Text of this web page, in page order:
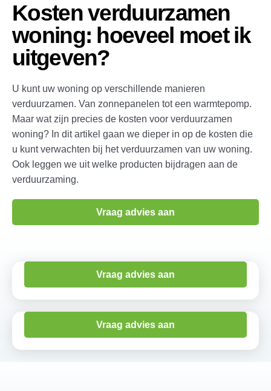
Kosten verduurzamen
woning: hoeveel moet ik
uitgeven?
U kunt uw woning op verschillende manieren
verduurzamen. Van zonnepanelen tot een warmtepomp.
Maar wat zijn precies de kosten voor verduurzamen
woning? In dit artikel gaan we dieper in op de kosten die
u kunt verwachten bij het verduurzamen van uw woning.
Ook leggen we uit welke producten bijdragen aan de
verduurzaming.
Vraag advies aan
Vraag advies aan
Vraag advies aan